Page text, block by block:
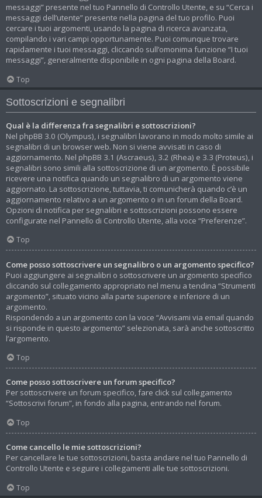
messaggi” presente nel tuo Pannello di Controllo Utente, e su “Cerca i
messaggi dell’utente” presente nella pagina del tuo profilo. Puoi
cercare i tuoi argomenti, usando la pagina di ricerca avanzata,
compilando i vari campi opportunamente. Puoi comunque trovare
rapidamente i tuoi messaggi, cliccando sull’omonima funzione “I tuoi
messaggi”, generalmente disponibile in ogni pagina della Board.
Top
Sottoscrizioni e segnalibri
Qual è la differenza fra segnalibri e sottoscrizioni?
Nel phpBB 3.0 (Olympus), i segnalibri lavorano in modo molto simile ai
segnalibri di un browser web. Non si viene avvisati in caso di
aggiornamento. Nel phpBB 3.1 (Ascraeus), 3.2 (Rhea) e 3.3 (Proteus), i
segnalibri sono simili alla sottoscrizione di un argomento. È possibile
ricevere una notifica quando un segnalibro di un argomento viene
aggiornato. La sottoscrizione, tuttavia, ti comunicherà quando c’è un
aggiornamento relativo a un argomento o in un forum della Board.
Opzioni di notifica per segnalibri e sottoscrizioni possono essere
configurate nel Pannello di Controllo Utente, alla voce “Preferenze”.
Top
Come posso sottoscrivere un segnalibro o un argomento specifico?
Puoi aggiungere ai segnalibri o sottoscrivere un argomento specifico
cliccando sul collegamento appropriato nel menu a tendina “Strumenti
argomento”, situato vicino alla parte superiore e inferiore di un
argomento.
Rispondendo a un argomento con la voce “Avvisami via email quando
si risponde in questo argomento” selezionata, sarà anche sottoscritto
l’argomento.
Top
Come posso sottoscrivere un forum specifico?
Per sottoscrivere un forum specifico, fare click sul collegamento
“Sottoscrivi forum”, in fondo alla pagina, entrando nel forum.
Top
Come cancello le mie sottoscrizioni?
Per cancellare le tue sottoscrizioni, basta andare nel tuo Pannello di
Controllo Utente e seguire i collegamenti alle tue sottoscrizioni.
Top